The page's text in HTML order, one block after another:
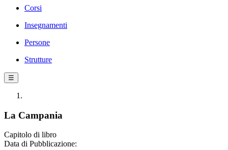
Corsi
Insegnamenti
Persone
Strutture
☰
La Campania
Capitolo di libro
Data di Pubblicazione: